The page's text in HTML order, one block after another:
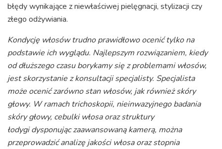
błędy wynikające z niewłaściwej pielęgnacji, stylizacji czy
złego odżywiania.
Kondycję włosów trudno prawidłowo ocenić tylko na
podstawie ich wyglądu. Najlepszym rozwiązaniem, kiedy
od dłuższego czasu borykamy się z problemami włosów,
jest skorzystanie z konsultacji specjalisty. Specjalista
może ocenić zarówno stan włosów, jak również skóry
głowy. W ramach trichoskopii, nieinwazyjnego badania
skóry głowy, cebulki włosa oraz struktury
łodygidysponując zaawansowaną kamerą, można
przeprowadzić analizę jakości włosa oraz stopnia